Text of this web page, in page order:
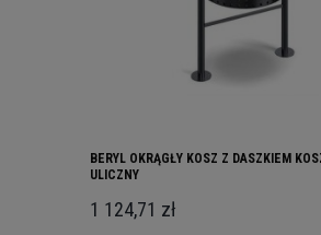
BERYL OKRĄGŁY KOSZ Z DASZKIEM
ULICZNY
1 124,71 zł